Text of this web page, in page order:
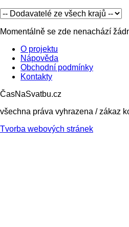
Momentálně se zde nenachází
O projektu
Nápověda
Obchodní podmínky
Kontakty
ČasNaSvatbu.cz
všechna práva vyhrazena / zákaz
Tvorba webových stránek